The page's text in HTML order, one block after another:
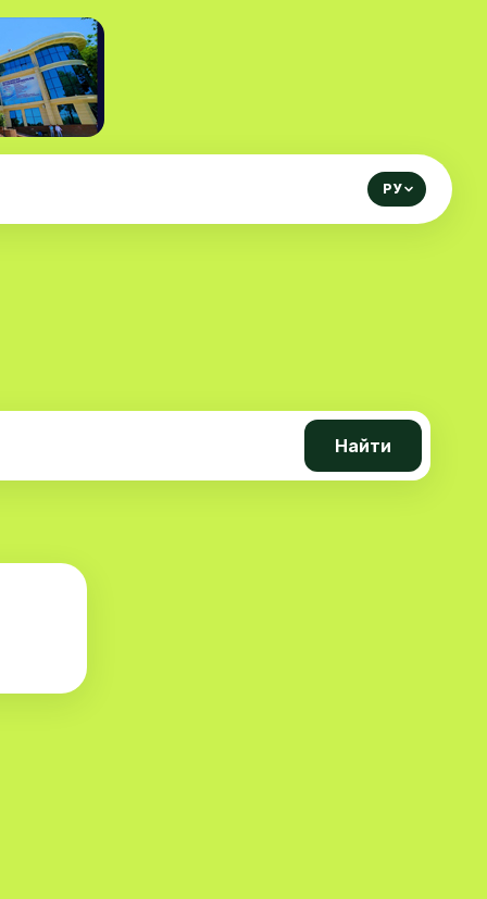
РУ
Найти